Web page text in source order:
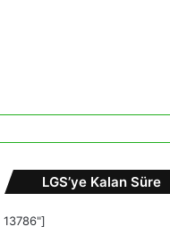
LGS’ye Kalan Süre
13786"]